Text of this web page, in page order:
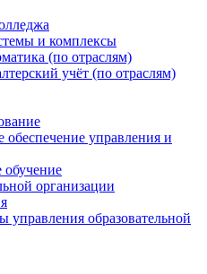
и комплексы
(по отраслям)
учёт (по отраслям)
управления и
обучение
организации
управления образовательной